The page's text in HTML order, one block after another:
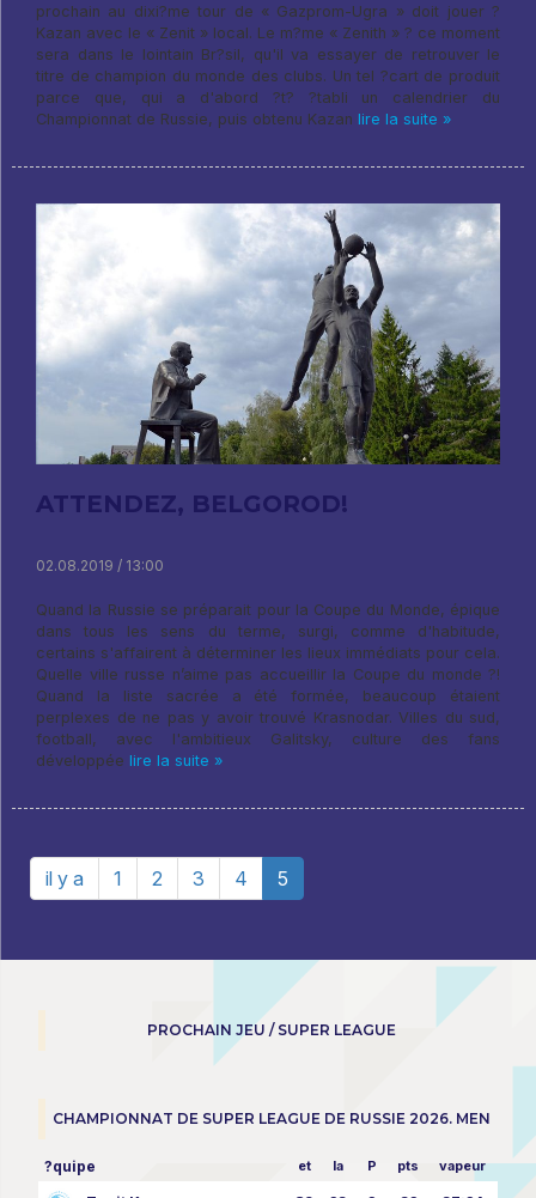
prochain au dixi?me tour de « Gazprom-Ugra » doit jouer ?
Kazan avec le « Zenit » local. Le m?me « Zenith » ? ce moment
sera dans le lointain Br?sil, qu'il va essayer de retrouver le
titre de champion du monde des clubs. Un tel ?cart de produit
parce que, qui a d'abord ?t? ?tabli un calendrier du
Championnat de Russie, puis obtenu Kazan lire la suite »
ATTENDEZ, BELGOROD!
02.08.2019 / 13:00
Quand la Russie se préparait pour la Coupe du Monde, épique
dans tous les sens du terme, surgi, comme d'habitude,
certains s'affairent à déterminer les lieux immédiats pour cela.
Quelle ville russe n’aime pas accueillir la Coupe du monde ?!
Quand la liste sacrée a été formée, beaucoup étaient
perplexes de ne pas y avoir trouvé Krasnodar. Villes du sud,
football, avec l'ambitieux Galitsky, culture des fans
développée lire la suite »
il y a 1 2 3 4 5
PROCHAIN JEU / SUPER LEAGUE
CHAMPIONNAT DE SUPER LEAGUE DE RUSSIE 2026. MEN
?quipe et la P pts vapeur